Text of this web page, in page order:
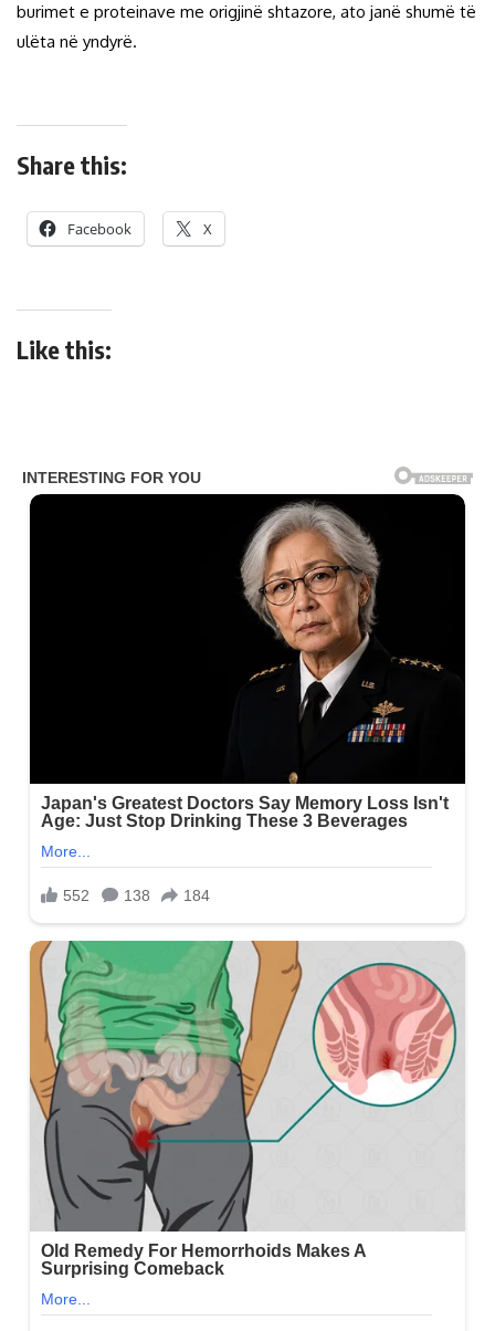
burimet e proteinave me origjinë shtazore, ato janë shumë të
ulëta në yndyrë.
Share this:
Facebook X
Like this: